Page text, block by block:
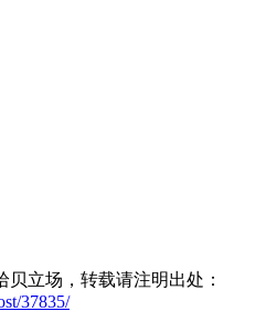
立场，转载请注明出处：
37835/